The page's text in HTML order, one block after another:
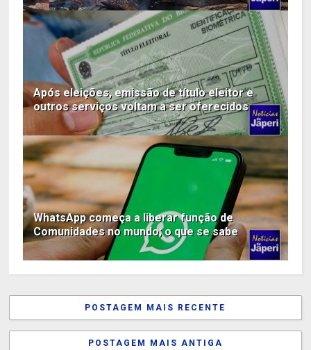
Após eleições, emissão de título eleitor e
outros serviços voltam a ser oferecidos
WhatsApp começa a liberar função de
Comunidades no mundo; o que se sabe
POSTAGEM MAIS RECENTE
POSTAGEM MAIS ANTIGA